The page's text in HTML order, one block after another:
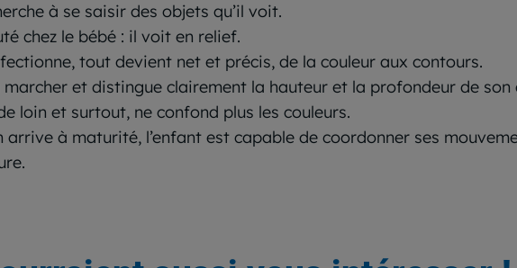
à se saisir des objets qu’il voit.
chez le bébé : il voit en relief.
tout devient net et précis, de la couleur aux contours.
marcher et distingue clairement la hauteur et la profondeur de son
loin et surtout, ne confond plus les couleurs.
arrive à maturité, l’enfant est capable de coordonner ses